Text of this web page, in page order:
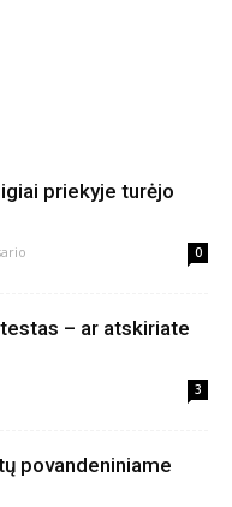
priekyje turėjo
0
– ar atskiriate
3
povandeniniame